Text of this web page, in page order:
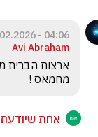
04:06 - 03.02.2026
Avi Abraham
מחמאס !
אחת שיודעת